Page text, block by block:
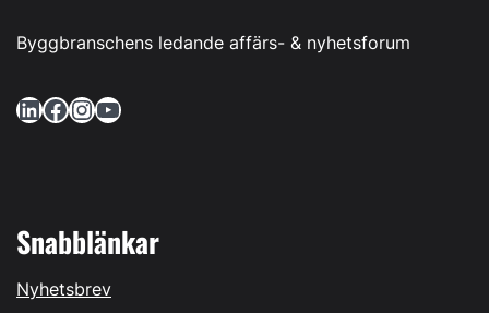
Byggbranschens ledande affärs- & nyhetsforum
LinkedIn Facebook InstagramYouTube
Snabblänkar
Nyhetsbrev